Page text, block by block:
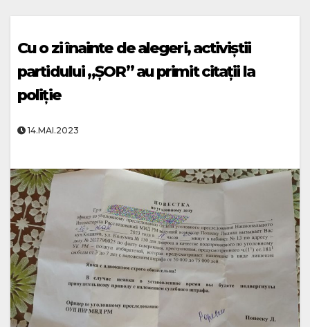
Cu o zi înainte de alegeri, activiștii
partidului „ȘOR” au primit citații la
poliție
14.MAI.2023